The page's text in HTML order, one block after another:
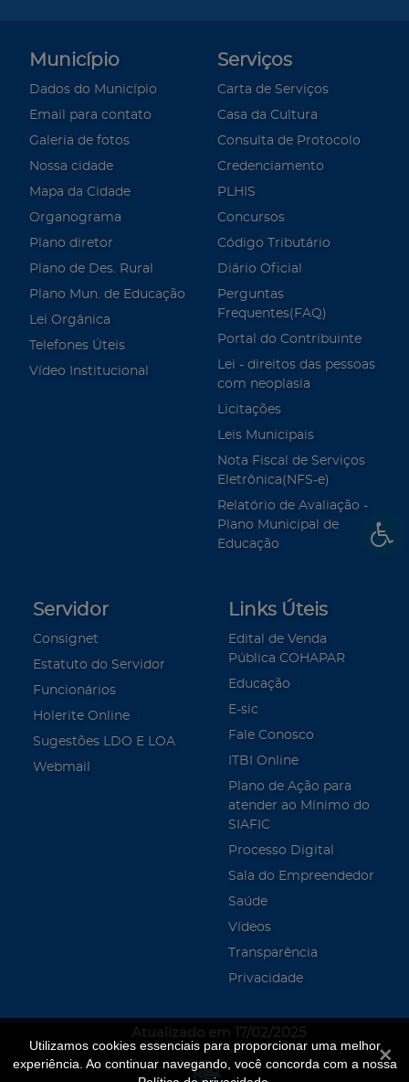
Utilizamos cookies essenciais para proporcionar uma melhor
experiência. Ao continuar navegando, você concorda com a nossa
Município
Dados do Município
Email para contato
Galeria de fotos
Nossa cidade
Mapa da Cidade
Organograma
Plano diretor
Plano de Des. Rural
Plano Mun. de Educação
Lei Orgânica
Telefones Úteis
Vídeo Institucional
Serviços
Carta de Serviços
Casa da Cultura
Consulta de Protocolo
Credenciamento
PLHIS
Concursos
Código Tributário
Diário Oficial
Perguntas
Frequentes(FAQ)
Portal do Contribuinte
Lei - direitos das pessoas
com neoplasia
Licitações
Leis Municipais
Nota Fiscal de Serviços
Eletrônica(NFS-e)
Relatório de Avaliação -
Plano Municipal de
Educação
Servidor
Consignet
Estatuto do Servidor
Funcionários
Holerite Online
Sugestões LDO E LOA
Webmail
Links Úteis
Edital de Venda
Pública COHAPAR
Educação
E-sic
Fale Conosco
ITBI Online
Plano de Ação para
atender ao Mínimo do
SIAFIC
Processo Digital
Sala do Empreendedor
Saúde
Vídeos
Transparência
Privacidade
Atualizado em 17/02/2025